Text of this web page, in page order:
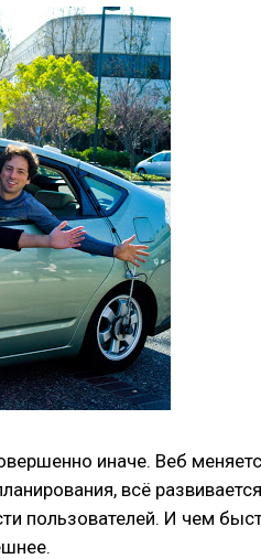
иначе. Веб
всё
пользователей. И чем